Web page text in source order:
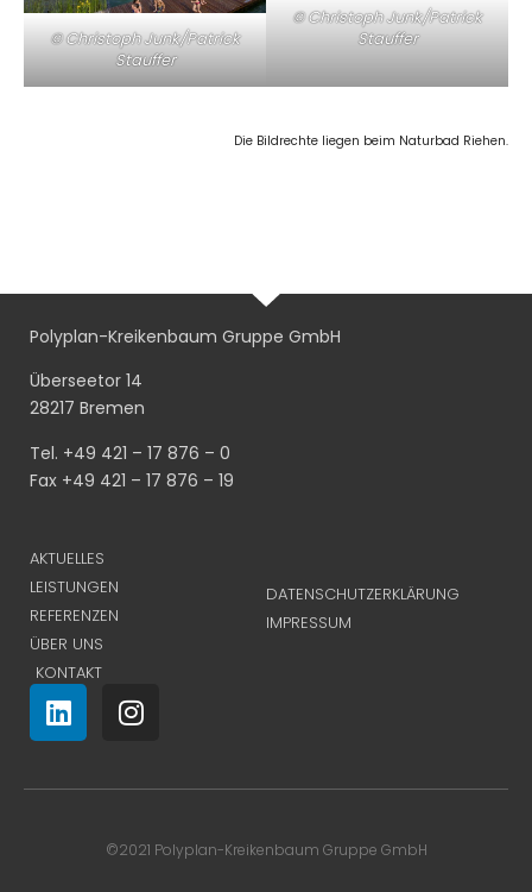
© Christoph Junk/Patrick
Stauffer
© Christoph Junk/Patrick
Stauffer
Die Bildrechte liegen beim Naturbad Riehen.
Polyplan-Kreikenbaum Gruppe GmbH
Überseetor 14
28217 Bremen
Tel. +49 421 – 17 876 – 0
Fax +49 421 – 17 876 – 19
AKTUELLES
LEISTUNGEN
REFERENZEN
ÜBER UNS
KONTAKT
DATENSCHUTZERKLÄRUNG
IMPRESSUM
©2021 Polyplan-Kreikenbaum Gruppe GmbH